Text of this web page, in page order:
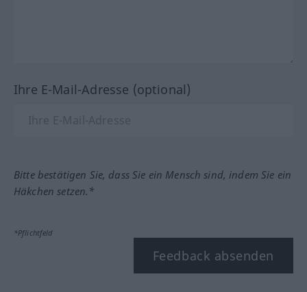
Ihre E-Mail-Adresse (optional)
Bitte bestätigen Sie, dass Sie ein Mensch sind, indem Sie ein
Häkchen setzen.*
*Pflichtfeld
Feedback absenden